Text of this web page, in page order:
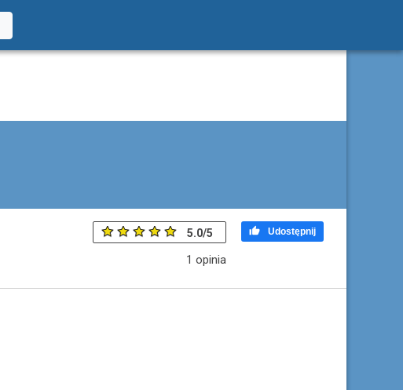
5.0/5
1 opinia
 Udostępnij